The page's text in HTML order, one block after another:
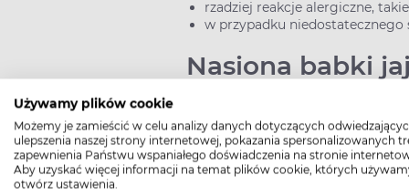
Używamy plików cookie
Możemy je zamieścić w celu analizy danych dotyczących
ulepszenia naszej strony internetowej, pokazania spersonalizowanych
zapewnienia Państwu wspaniałego doświadczenia na stronie
Aby uzyskać więcej informacji na temat plików cookie, których
otwórz ustawienia.
rzadziej reakcje alergiczne,
w przypadku niedostatecznego
Nasiona babki
Nasiona babki jajowatej mogą
odstępu między ich przyjęciem a
Nasiona babki
Nasiona babki jajowatej są